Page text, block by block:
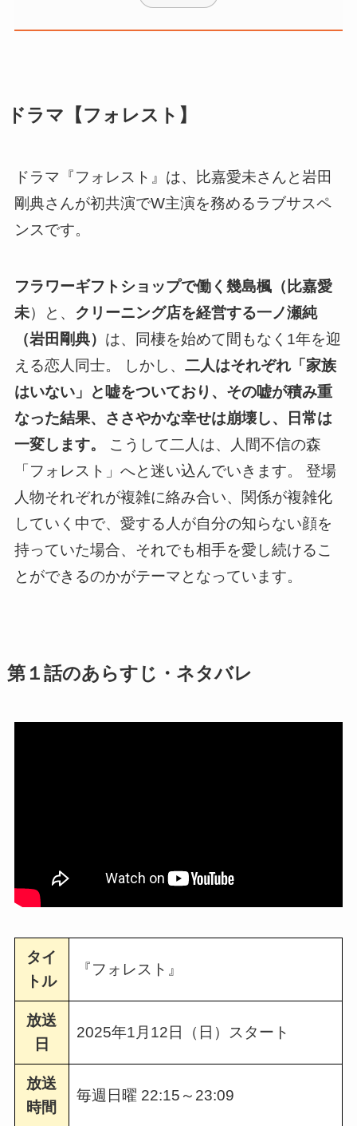
ドラマ【フォレスト】
ドラマ『フォレスト』は、比嘉愛未さんと岩田
剛典さんが初共演でW主演を務めるラブサスペ
ンスです。
フラワーギフトショップで働く幾島楓（比嘉愛
未）と、 クリーニング店を経営する一ノ瀬純
（岩田剛典） は、同棲を始めて間もなく1年を迎
える恋人同士。 しかし、 二人はそれぞれ「家族
はいない」と嘘をついており、その嘘が積み重
なった結果、ささやかな幸せは崩壊し、日常は
一変します。
こうして二人は、人間不信の森
「フォレスト」へと迷い込んでいきます。 登場
人物それぞれが複雑に絡み合い、関係が複雑化
していく中で、愛する人が自分の知らない顔を
持っていた場合、それでも相手を愛し続けるこ
とができるのかがテーマとなっています。
第１話のあらすじ・ネタバレ
タイ
トル
『フォレスト』
放送
日
2025年1月12日（日）スタート
放送
時間
毎週日曜 22:15～23:09